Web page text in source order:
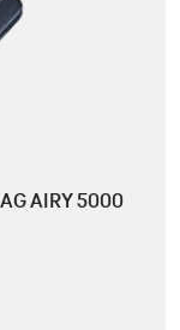
AIRY 5000